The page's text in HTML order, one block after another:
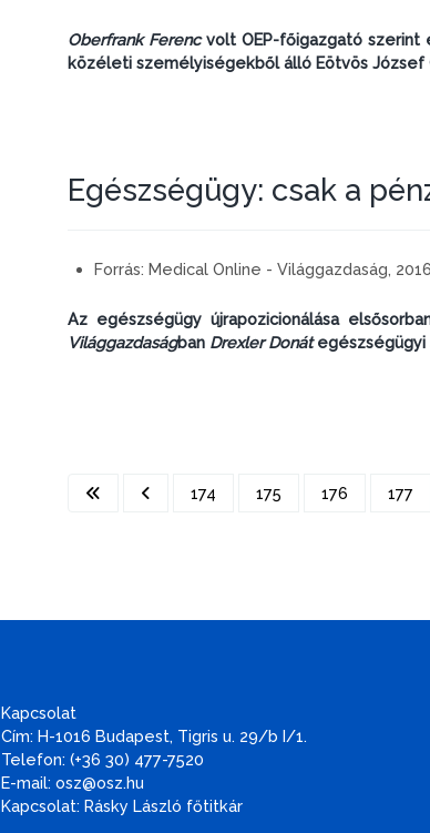
Oberfrank Ferencvolt OEP-főigazgató szerint
közéleti személyiségekből álló Eötvös József
Egészségügy: csak a
Forrás: Medical Online - Világgazdaság,
Az egészségügy újrapozicionálása
Világgazdaságban Drexler Donátegészségügyi
174 175 176 177
Kapcsolat
Cím: H-1016 Budapest, Tigris u. 29/b I/1.
Telefon: (+36 30) 477-7520
E-mail: osz@osz.hu
Kapcsolat: Rásky László főtitkár